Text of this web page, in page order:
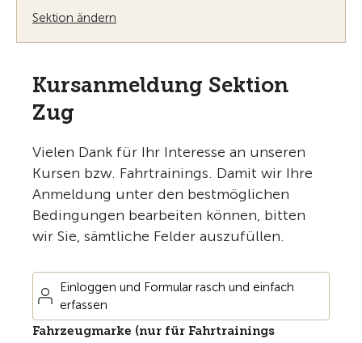
Sektion ändern
Kursanmeldung Sektion
Zug
Vielen Dank für Ihr Interesse an unseren
Kursen bzw. Fahrtrainings. Damit wir Ihre
Anmeldung unter den bestmöglichen
Bedingungen bearbeiten können, bitten
wir Sie, sämtliche Felder auszufüllen.
Einloggen und Formular rasch und einfach
erfassen
Fahrzeugmarke (nur für Fahrtrainings